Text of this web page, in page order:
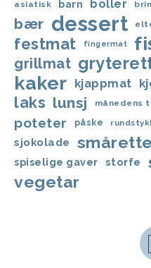
asiatisk barn boller
bær dessert
festmat fingermat
grillmat
kaker kjappmat
laks lunsj månedens
poteter påske
sjokolade
spiselige gaver storfe
vegetar